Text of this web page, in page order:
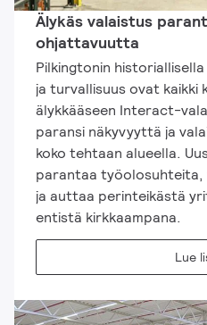
Älykäs valaistus
ohjattavuutta
Pilkingtonin
ja turvallisuus ovat kaikki
älykkääseen Interact-
paransi näkyvyyttä ja
koko tehtaan alueella.
parantaa
ja auttaa perinteikästä
entistä kirkkaampana.
Lue